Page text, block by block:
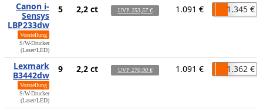
Canon i-
Sensys
LBP233dw
Vorstellung
S/W-Drucker
(Laser/LED)
5 2,2 ct UVP 253,57 € 1.091 € 1.345 €
Lexmark
B3442dw
Vorstellung
S/W-Drucker
(Laser/LED)
9 2,2 ct UVP 270,90 € 1.091 € 1.362 €